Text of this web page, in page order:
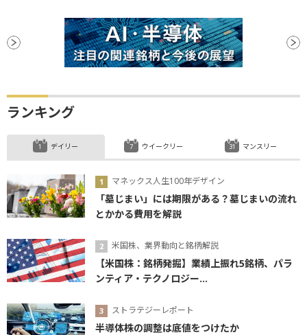
ランキング
デイリー
マネックス人生100年デザイン
「墓じまい」には期限がある？墓じまいの流れ
とかかる費用を解説
米国株、業界動向と銘柄解説
【米国株：銘柄発掘】業績上振れ5銘柄、パラ
ンティア・テクノロジー...
ストラテジーレポート
半導体株の調整は底値をつけたか
ウイークリー マンスリー